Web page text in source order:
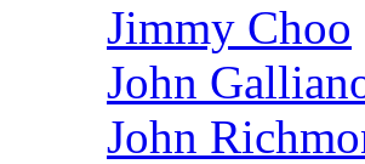
Jimmy Choo
John
John